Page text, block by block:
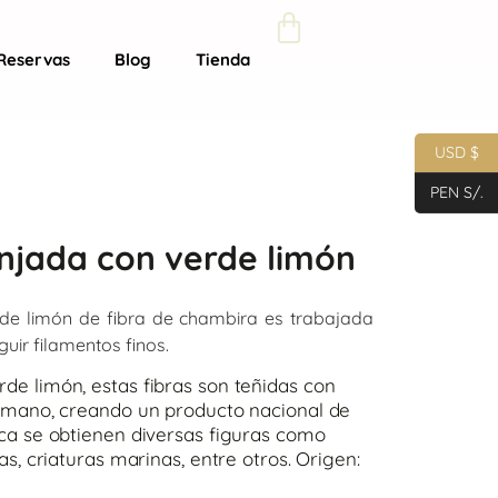
Blog Tienda
con verde limón
limón de fibra de chambira es trabajada
filamentos finos.
limón, estas fibras son teñidas con
creando un producto nacional de
se obtienen diversas figuras como
criaturas marinas, entre otros. Origen:
USD $
PEN S/.